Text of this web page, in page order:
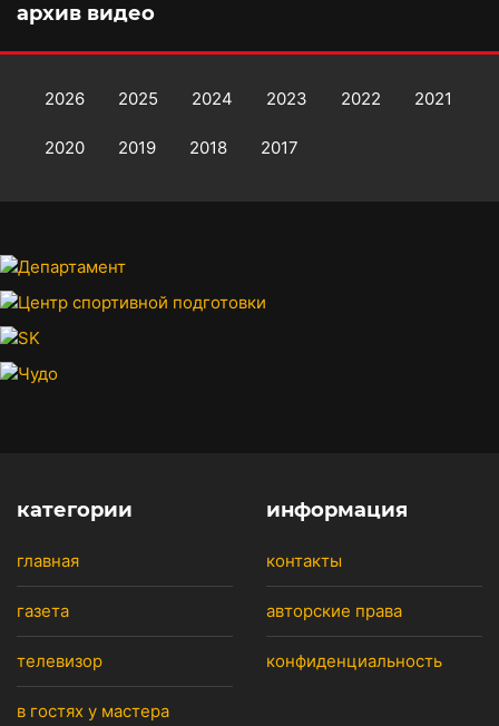
архив видео
2026 2025 2024 2023 2022 2021
2020 2019 2018 2017
категории
главная
газета
телевизор
в гостях у мастера
информация
контакты
авторские права
конфиденциальность